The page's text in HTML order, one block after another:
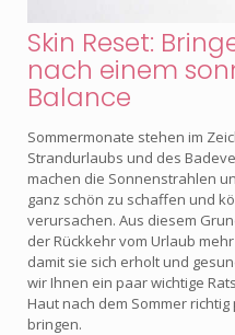
Skin Reset:
nach einem
Balance
Sommermonate stehen im
Strandurlaubs und des
machen die Sonnenstrahlen
ganz schön zu schaffen und
verursachen. Aus diesem
der Rückkehr vom Urlaub
damit sie sich erholt und
wir Ihnen ein paar wichtige
Haut nach dem Sommer
bringen.